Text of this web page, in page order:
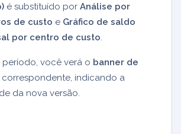
é substituído por Análise por
de custo e Gráfico de saldo
por centro de custo
período, você verá o banner de
correspondente, indicando a
da nova versão.